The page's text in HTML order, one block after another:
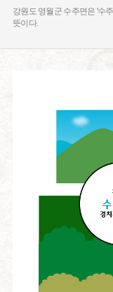
강원도 영월군 수주면은 '수
뜻이다.